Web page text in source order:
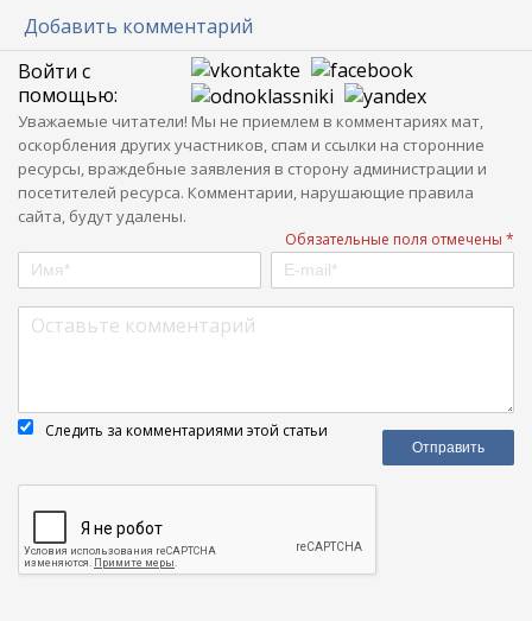
Добавить комментарий
Войти с
помощью:
Уважаемые читатели! Мы не приемлем в комментариях мат,
оскорбления других участников, спам и ссылки на сторонние
ресурсы, враждебные заявления в сторону администрации и
посетителей ресурса. Комментарии, нарушающие правила
сайта, будут удалены.
Обязательные поля отмечены *
Следить за комментариями этой статьи